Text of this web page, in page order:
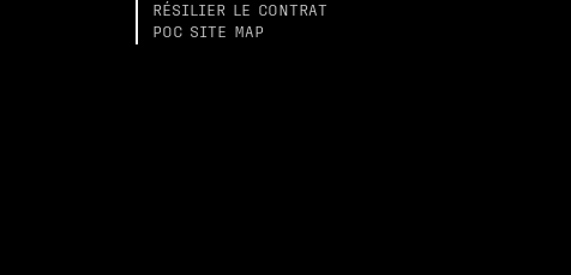
RÉSILIER LE CONTRAT
POC SITE MAP